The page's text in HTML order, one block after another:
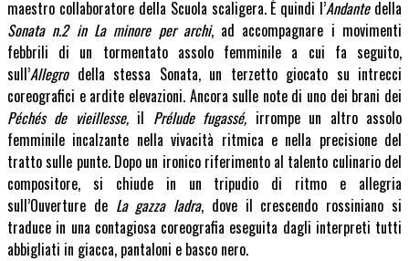
maestro collaboratore della Scuola scaligera. È quindi l’Andante della
Sonata n.2 in La minore per archi, ad accompagnare i movimenti
febbrili di un tormentato assolo femminile a cui fa seguito,
sull’Allegrodella stessa Sonata, un terzetto giocato su intrecci
coreografici e ardite elevazioni. Ancora sulle note di uno dei brani dei
Péchés de vieillesse, il Prélude fugassé, irrompe un altro assolo
femminile incalzante nella vivacità ritmica e nella precisione del
tratto sulle punte. Dopo un ironico riferimento al talento culinario del
compositore, si chiude in un tripudio di ritmo e allegria
sull’Ouverture de La gazza ladra, dove il crescendo rossiniano si
traduce in una contagiosa coreografia eseguita dagli interpreti tutti
abbigliati in giacca, pantaloni e basco nero.